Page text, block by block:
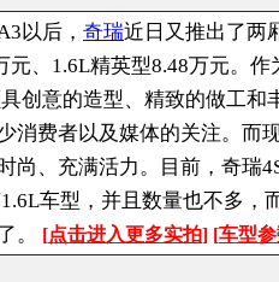
以后， 奇瑞近日又推出了两
元、1.6L精英型8.48万元。作
创意的造型、精致的做工和
消费者以及媒体的关注。而
尚、充满活力。目前，奇瑞
车型，并且数量也不多，
。
[点击进入更多实拍] [车型